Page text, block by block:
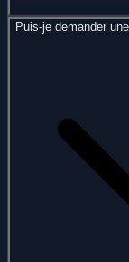
Puis-je demander